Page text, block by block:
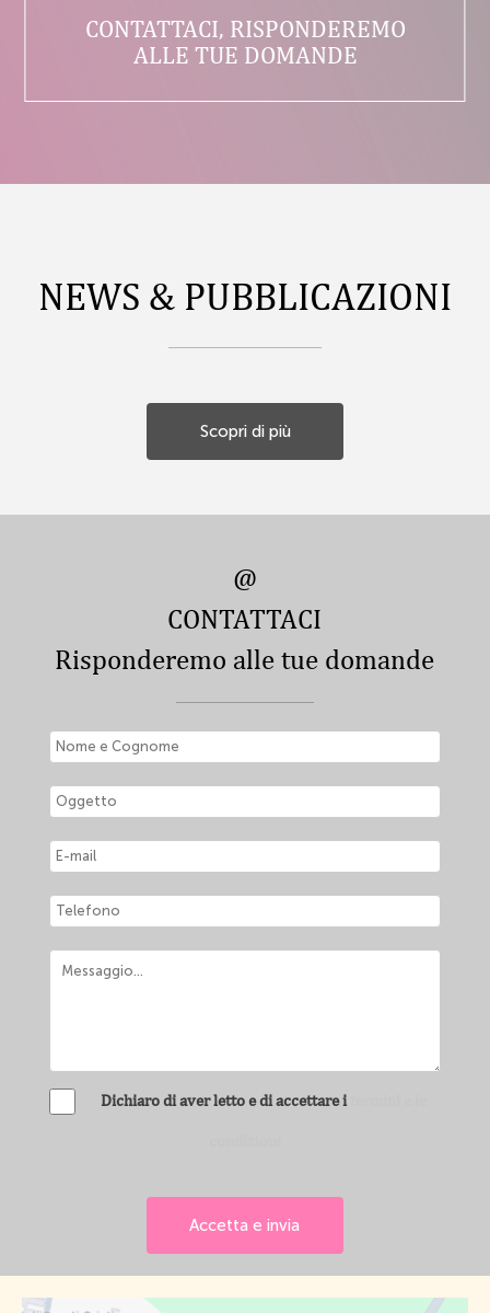
CONTATTACI, RISPONDEREMO
ALLE TUE DOMANDE
NEWS & PUBBLICAZIONI
Scopri di più
@
CONTATTACI
Risponderemo alle tue domande
Dichiaro di aver letto e di accettare i
Accetta e invia